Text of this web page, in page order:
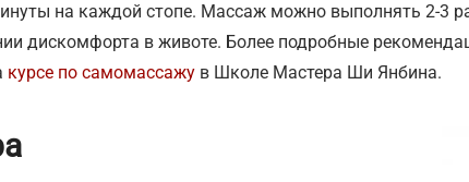
на каждой стопе. Массаж можно выполнять 2-3
дискомфорта в животе. Более подробные
курсе по самомассажу в Школе Мастера Ши Янбина.